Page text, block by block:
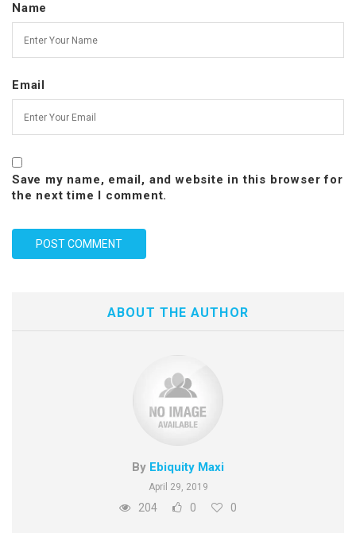
Name
Email
Save my name, email, and website in this browser for
the next time I comment.
ABOUT THE AUTHOR
By Ebiquity Maxi
April 29, 2019
204 0 0